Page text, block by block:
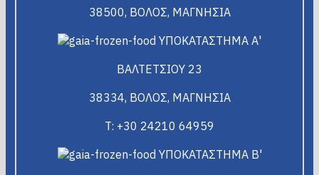
38500, ΒΟΛΟΣ, ΜΑΓΝΗΣΙΑ
ΥΠΟΚΑΤΑΣΤΗΜΑ Α'
ΒΑΛΤΕΤΣΙΟΥ 23
38334, ΒΟΛΟΣ, ΜΑΓΝΗΣΙΑ
T: +30 24210 64959
ΥΠΟΚΑΤΑΣΤΗΜΑ Β'